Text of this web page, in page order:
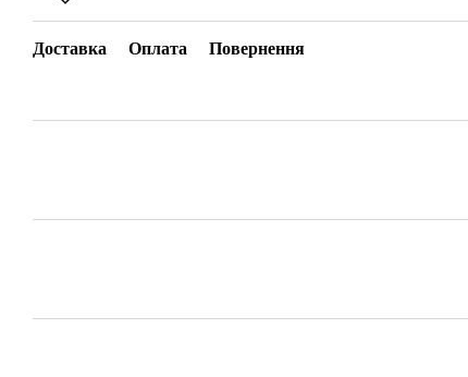
Доставка Оплата Повернення